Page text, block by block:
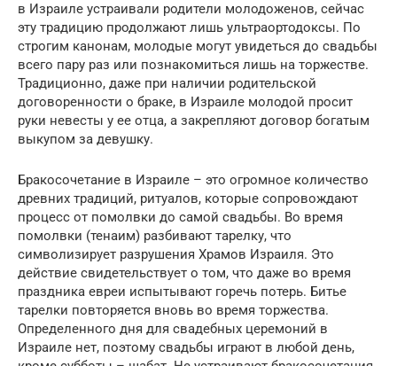
в Израиле устраивали родители молодоженов, сейчас
эту традицию продолжают лишь ультраортодоксы. По
строгим канонам, молодые могут увидеться до свадьбы
всего пару раз или познакомиться лишь на торжестве.
Традиционно, даже при наличии родительской
договоренности о браке, в Израиле молодой просит
руки невесты у ее отца, а закрепляют договор богатым
выкупом за девушку.
Бракосочетание в Израиле – это огромное количество
древних традиций, ритуалов, которые сопровождают
процесс от помолвки до самой свадьбы. Во время
помолвки (тенаим) разбивают тарелку, что
символизирует разрушения Храмов Израиля. Это
действие свидетельствует о том, что даже во время
праздника евреи испытывают горечь потерь. Битье
тарелки повторяется вновь во время торжества.
Определенного дня для свадебных церемоний в
Израиле нет, поэтому свадьбы играют в любой день,